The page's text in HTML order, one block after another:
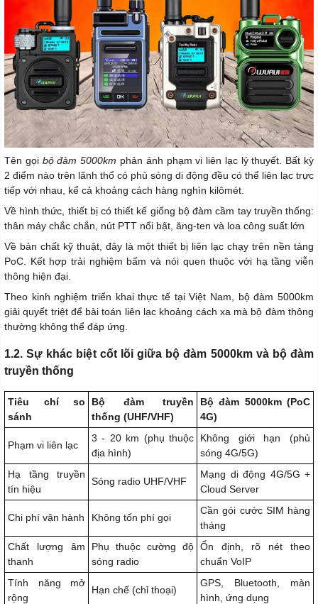
Tên gọi bộ đàm 5000km phản ánh phạm vi liên lạc lý thuyết. Bất kỳ
2 điểm nào trên lãnh thổ có phủ sóng di động đều có thể liên lạc trực
tiếp với nhau, kể cả khoảng cách hàng nghìn kilômét.
Về hình thức, thiết bị có thiết kế giống bộ đàm cầm tay truyền thống:
thân máy chắc chắn, nút PTT nổi bật, ăng-ten và loa công suất lớn
Về bản chất kỹ thuật, đây là một thiết bị liên lạc chạy trên nền tảng
PoC. Kết hợp trải nghiệm bấm và nói quen thuộc với hạ tầng viễn
thông hiện đại.
Theo kinh nghiệm triển khai thực tế tại Việt Nam, bộ đàm 5000km
giải quyết triệt để bài toán liên lạc khoảng cách xa mà bộ đàm thông
thường không thể đáp ứng.
1.2. Sự khác biệt cốt lõi giữa bộ đàm 5000km và bộ đàm
truyền thống
Tiêu chí so
sánh
Bộ đàm truyền
thống (UHF/VHF)
Bộ đàm 5000km (PoC
4G)
Phạm vi liên lạc
3 - 20 km (phụ thuộc
địa hình)
Không giới hạn (phủ
sóng 4G/5G)
Hạ tầng truyền
tín hiệu
Sóng radio UHF/VHF
Mạng di động 4G/5G +
Cloud Server
Chi phí vận hành Không tốn phí gọi
Cần gói cước SIM hàng
tháng
Chất lượng âm
thanh
Phụ thuộc cường độ
sóng radio
Ổn định, rõ nét theo
chuẩn VoIP
Tính năng mở
rộng
Hạn chế (chỉ thoại)
GPS, Bluetooth, màn
hình, ứng dụng